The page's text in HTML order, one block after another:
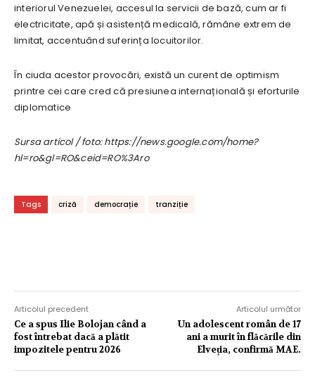
interiorul Venezuelei, accesul la servicii de bază, cum ar fi
electricitate, apă și asistență medicală, rămâne extrem de
limitat, accentuând suferința locuitorilor.
În ciuda acestor provocări, există un curent de optimism
printre cei care cred că presiunea internațională și eforturile
diplomatice
Sursa articol / foto: https://news.google.com/home?
hl=ro&gl=RO&ceid=RO%3Aro
Tags criză democrație tranziție
Articolul precedent
Ce a spus Ilie Bolojan când a
fost întrebat dacă a plătit
impozitele pentru 2026
Articolul următor
Un adolescent român de 17
ani a murit în flăcările din
Elveția, confirmă MAE.